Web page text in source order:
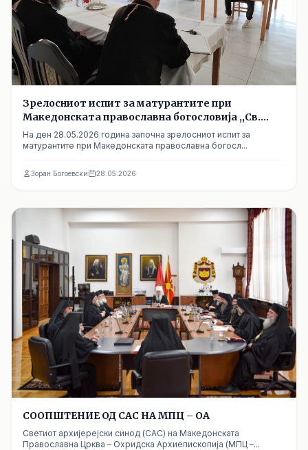
Зрелосниот испит за матурантите при
Македонската православна богословија ,,Св.
Климент Охридски"-Скопје
На ден 28.05.2026 година започна зрелосниот испит за
матурантите при Македонската православна богосл...
Зоран Богоевски 28.05.2026
СООПШТЕНИЕ ОД САС НА МПЦ – ОА
Светиот архијерејски синод (САС) на Македонската
Православна Црква – Охридска Архиепископија (МПЦ –...